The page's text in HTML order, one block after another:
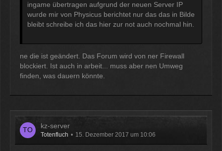
ingame übertragen aufgrund der neuen Server IP
wurde mir von Physicus berichtet nur das das in Bilde
bleibt schreibe ich das hier zur not auch nochmal hin.
ne die ist geändert. Das Forum wird von ner Firewall
blockiert. Ist auch in arbeit... muss aber nen Umweg
finden, was dauern könnte.
kz-server
Totenfluch 15. Dezember 2017 um 10:06